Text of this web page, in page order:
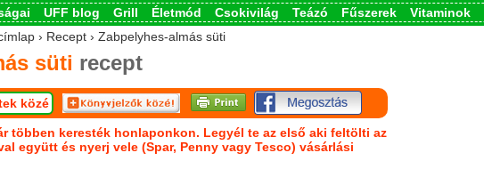
UFF blog Grill Életmód Csokivilág Teázó Fűszerek Vitaminok
› Recept › Zabpelyhes-almás süti
süti recept
közé
többen keresték honlaponkon. Legyél te az első aki feltölti az
együtt és nyerj vele (Spar, Penny vagy Tesco) vásárlási